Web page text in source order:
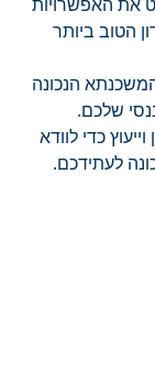
הטוב ביותר
הנכונה
שלכם.
כדי לוודא
לעתידכם.